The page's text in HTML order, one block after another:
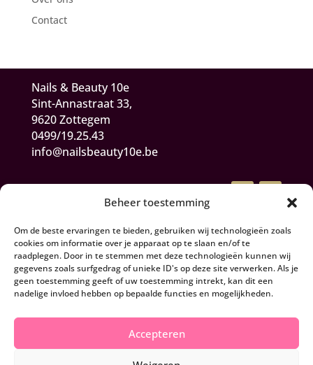
Beheer toestemming
Om de beste ervaringen te bieden, gebruiken wij technologieën zoals
cookies om informatie over je apparaat op te slaan en/of te
raadplegen. Door in te stemmen met deze technologieën kunnen wij
gegevens zoals surfgedrag of unieke ID's op deze site verwerken. Als je
geen toestemming geeft of uw toestemming intrekt, kan dit een
nadelige invloed hebben op bepaalde functies en mogelijkheden.
Accepteren
Contact
Nails & Beauty 10e
Sint-Annastraat 33,
9620 Zottegem
0499/19.25.43
info@nailsbeauty10e.be
Algemene Voorwaarden
Herroepen en retourneren